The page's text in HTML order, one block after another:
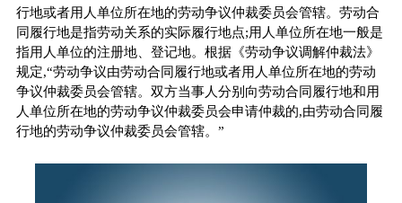
行地或者用人单位所在地的劳动争议仲裁委员会管辖。劳动合
同履行地是指劳动关系的实际履行地点;用人单位所在地一般是
指用人单位的注册地、登记地。根据《劳动争议调解仲裁法》
规定,“劳动争议由劳动合同履行地或者用人单位所在地的劳动
争议仲裁委员会管辖。双方当事人分别向劳动合同履行地和用
人单位所在地的劳动争议仲裁委员会申请仲裁的,由劳动合同履
行地的劳动争议仲裁委员会管辖。”